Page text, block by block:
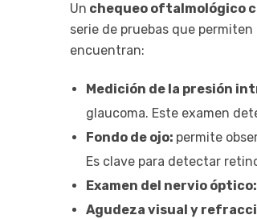
Un chequeo oftalmológico
serie de pruebas que
encuentran:
Medición de la presión
glaucoma. Este examen
Fondo de ojo: permite
Es clave para detectar
Examen del nervio óptico:
Agudeza visual y